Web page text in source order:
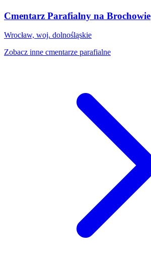
Cmentarz Parafialny na Brochowie
Wrocław, woj. dolnośląskie
Zobacz inne cmentarze parafialne